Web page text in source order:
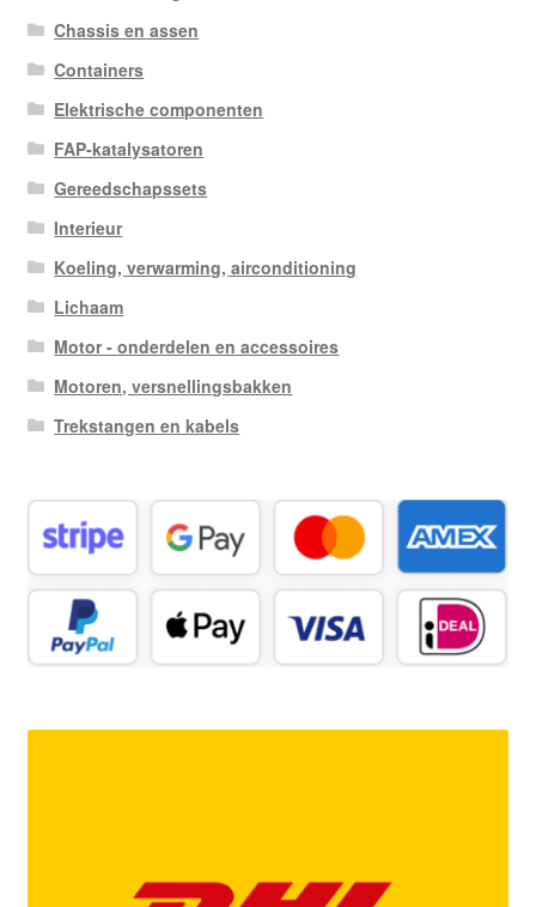
Chassis en assen
Containers
Elektrische componenten
FAP-katalysatoren
Gereedschapssets
Interieur
Koeling, verwarming, airconditioning
Lichaam
Motor - onderdelen en accessoires
Motoren, versnellingsbakken
Trekstangen en kabels